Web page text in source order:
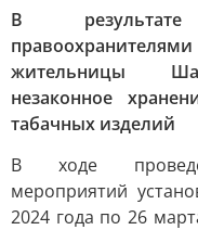
В
жительницы
незаконное
табачных изделий
В ходе
мероприятий
2024 года по 26